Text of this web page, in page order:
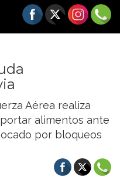
Aérea realiza
alimentos ante
por bloqueos